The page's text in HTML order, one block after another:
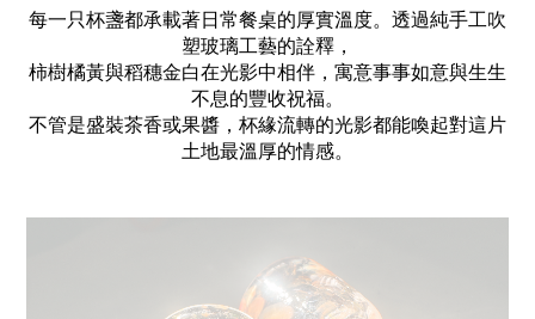
每一只杯盞都承載著日常餐桌的厚實溫度。透過純手工吹
塑玻璃工藝的詮釋，
柿樹橘黃與稻穗金白在光影中相伴，寓意事事如意與生生
不息的豐收祝福。
不管是盛裝茶香或果醬，杯緣流轉的光影都能喚起對這片
土地最溫厚的情感。